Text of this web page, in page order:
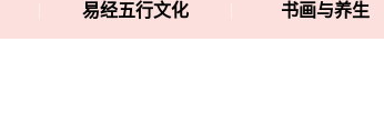
易经五行文化 书画与养生